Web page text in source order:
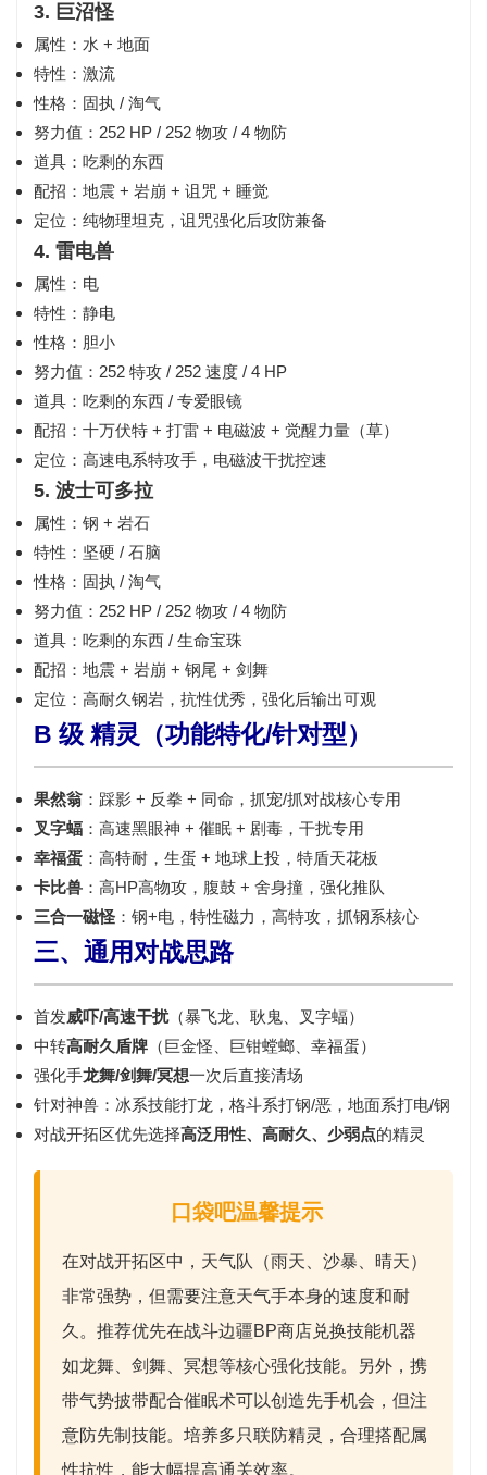
3. 巨沼怪
属性：水 + 地面
特性：激流
性格：固执 / 淘气
努力值：252 HP / 252 物攻 / 4 物防
道具：吃剩的东西
配招：地震 + 岩崩 + 诅咒 + 睡觉
定位：纯物理坦克，诅咒强化后攻防兼备
4. 雷电兽
属性：电
特性：静电
性格：胆小
努力值：252 特攻 / 252 速度 / 4 HP
道具：吃剩的东西 / 专爱眼镜
配招：十万伏特 + 打雷 + 电磁波 + 觉醒力量（草）
定位：高速电系特攻手，电磁波干扰控速
5. 波士可多拉
属性：钢 + 岩石
特性：坚硬 / 石脑
性格：固执 / 淘气
努力值：252 HP / 252 物攻 / 4 物防
道具：吃剩的东西 / 生命宝珠
配招：地震 + 岩崩 + 钢尾 + 剑舞
定位：高耐久钢岩，抗性优秀，强化后输出可观
B 级 精灵（功能特化/针对型）
果然翁 ：踩影 + 反拳 + 同命，抓宠/抓对战核心专用
叉字蝠 ：高速黑眼神 + 催眠 + 剧毒，干扰专用
幸福蛋 ：高特耐，生蛋 + 地球上投，特盾天花板
卡比兽 ：高HP高物攻，腹鼓 + 舍身撞，强化推队
三合一磁怪 ：钢+电，特性磁力，高特攻，抓钢系核心
三、通用对战思路
首发威吓/高速干扰（暴飞龙、耿鬼、叉字蝠）
中转高耐久盾牌 （巨金怪、巨钳螳螂、幸福蛋）
强化手龙舞/剑舞/冥想一次后直接清场
针对神兽：冰系技能打龙，格斗系打钢/恶，地面系打电/钢
对战开拓区优先选择高泛用性、高耐久、少弱点的精灵
口袋吧温馨提示
在对战开拓区中，天气队（雨天、沙暴、晴天）
非常强势，但需要注意天气手本身的速度和耐
久。推荐优先在战斗边疆BP商店兑换技能机器
如龙舞 剑舞 冥想等核心强化技能。另外，携
带气势披带配合催眠术可以创造先手机会，但注
意防先制技能。培养多只联防精灵，合理搭配属
性抗性，能大幅提高通关效率。